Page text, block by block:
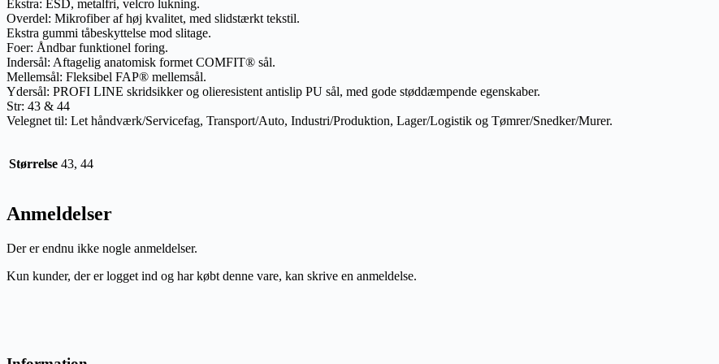
Ekstra: ESD, metalfri, velcro lukning.
Overdel: Mikrofiber af høj kvalitet, med slidstærkt tekstil.
Ekstra gummi tåbeskyttelse mod slitage.
Foer: Åndbar funktionel foring.
Indersål: Aftagelig anatomisk formet COMFIT® sål.
Mellemsål: Fleksibel FAP® mellemsål.
Ydersål: PROFI LINE skridsikker og olieresistent antislip PU sål, med gode støddæmpende egenskaber.
Str: 43 & 44
Velegnet til: Let håndværk/Servicefag, Transport/Auto, Industri/Produktion, Lager/Logistik og Tømrer/Snedker/Murer.
Størrelse 43, 44
Anmeldelser
Der er endnu ikke nogle anmeldelser.
Kun kunder, der er logget ind og har købt denne vare, kan skrive en anmeldelse.